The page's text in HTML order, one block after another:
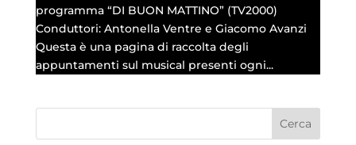
programma “DI BUON MATTINO” (TV2000)
Conduttori: Antonella Ventre e Giacomo Avanzi
Questa è una pagina di raccolta degli
appuntamenti sul musical presenti ogni...